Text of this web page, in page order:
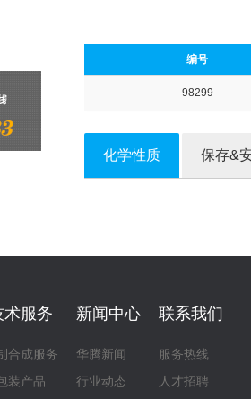
编号
98299
化学性质 保存&
术服务
合成服务
装产品
新闻中心
华腾新闻
行业动态
联系我们
服务热线
人才招聘